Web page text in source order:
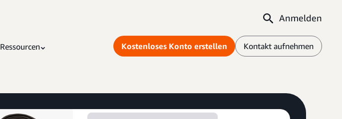
Anmelden
Ressourcen Kostenloses Konto erstellen Kontakt aufnehmen